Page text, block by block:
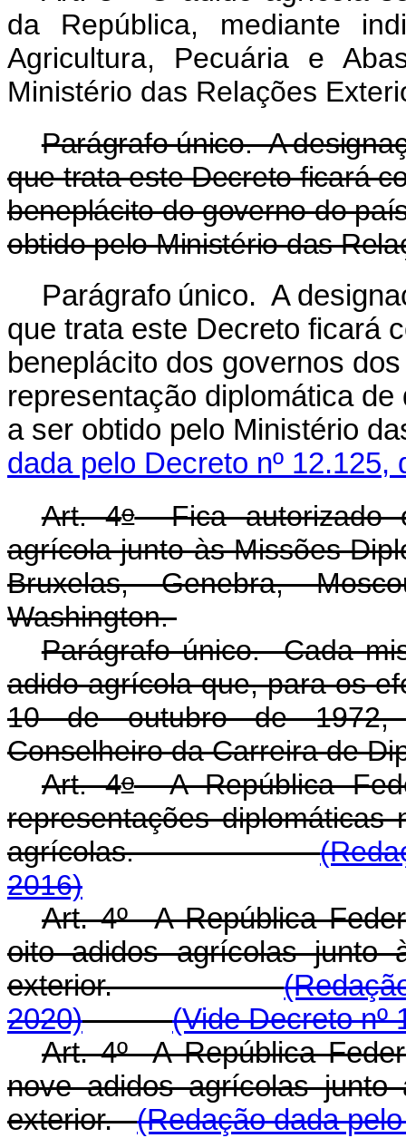
da República, mediante
Agricultura, Pecuária e
Ministério das Relações
Parágrafo único. A
que trata este Decreto ficará
beneplácito do governo do
obtido pelo Ministério das
Parágrafo único. A
que trata este Decreto ficará
beneplácito dos governos
representação diplomática
a ser obtido pelo Ministério
dada pelo Decreto nº 12.125,
Art. 4oFica autorizado
agrícola junto às Missões
Bruxelas, Genebra,
Washington.
Parágrafo único. Cada
adido agrícola que, para os
10 de outubro de 1972,
Conselheiro da Carreira de
Art. 4oA República
representações
agrícolas.
2016)
Art. 4º A República
oito adidos agrícolas junto
exterior.
2020)
(Vide Decreto nº
Art. 4º A República
nove adidos agrícolas junto
exterior.(Redação dada